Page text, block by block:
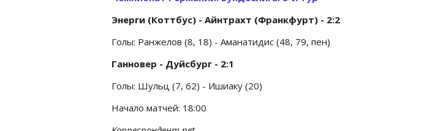
Энерги (Коттбус) - Айнтрахт (Франкфурт) - 2:2
Голы: Ранжелов (8, 18) - Аманатидис (48, 79, пен)
Ганновер - Дуйсбург - 2:1
Голы: Шульц (7, 62) - Ишиаку (20)
Начало матчей: 18:00